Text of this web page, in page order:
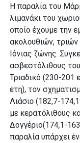
Η παραλία του
λιμανάκι του
οποίο έχουμε την
ακολουθιών,
Ιόνιας ζώνης.
ασβεστόλιθους
Τριαδικό (230-201
έτη), τον
Λιάσιο (182,7-
με κερατόλιθους
Δογγέριο(174,1-
παραλία υπάρχει